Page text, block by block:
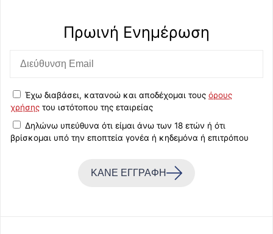
Πρωινή Eνημέρωση
Έχω διαβάσει, κατανοώ και αποδέχομαι τους όρους
χρήσης του ιστότοπου της εταιρείας
Δηλώνω υπεύθυνα ότι είμαι άνω των 18 ετών ή ότι
βρίσκομαι υπό την εποπτεία γονέα ή κηδεμόνα ή επιτρόπου
ΚΑΝΕ ΕΓΓΡΑΦΗ